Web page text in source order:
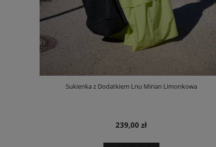
Sukienka z Dodatkiem Lnu Mirian Limonkowa
239,00 zł